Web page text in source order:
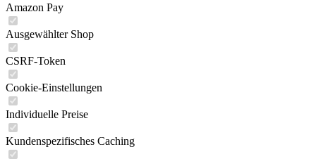
Amazon Pay
Ausgewählter Shop
CSRF-Token
Cookie-Einstellungen
Individuelle Preise
Kundenspezifisches Caching